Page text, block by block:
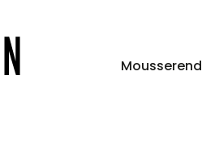
Mousserend